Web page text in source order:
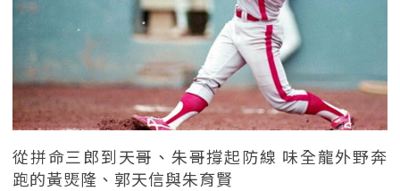
從拼命三郎到天哥、朱哥撐起防線 味全龍外野奔
跑的黃煚隆、郭天信與朱育賢